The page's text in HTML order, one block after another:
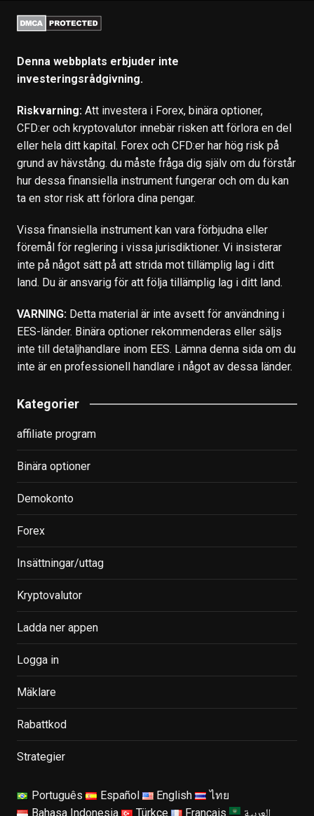
Denna webbplats erbjuder inte
investeringsrådgivning.
Riskvarning:Att investera i Forex, binära optioner,
CFD:er och kryptovalutor innebär risken att förlora en del
eller hela ditt kapital. Forex och CFD:er har hög risk på
grund av hävstång. du måste fråga dig själv om du förstår
hur dessa finansiella instrument fungerar och om du kan
ta en stor risk att förlora dina pengar.
Vissa finansiella instrument kan vara förbjudna eller
föremål för reglering i vissa jurisdiktioner. Vi insisterar
inte på något sätt på att strida mot tillämplig lag i ditt
land. Du är ansvarig för att följa tillämplig lag i ditt land.
VARNING:Detta material är inte avsett för användning i
EES-länder. Binära optioner rekommenderas eller säljs
inte till detaljhandlare inom EES. Lämna denna sida om du
inte är en professionell handlare i något av dessa länder.
Kategorier
affiliate program
Binära optioner
Demokonto
Forex
Insättningar/uttag
Kryptovalutor
Ladda ner appen
Logga in
Mäklare
Rabattkod
Strategier
Português Español English
ไทย
Bahasa Indonesia
Türkçe Français